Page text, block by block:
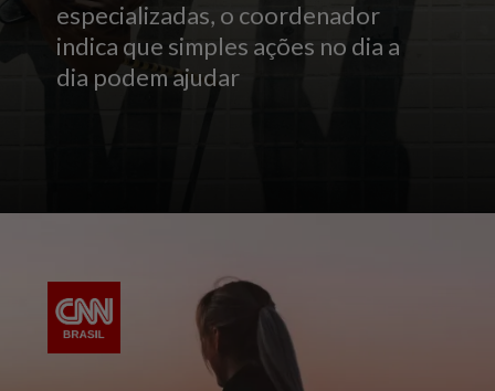
especializadas, o coordenador
indica que simples ações no dia a
dia podem ajudar